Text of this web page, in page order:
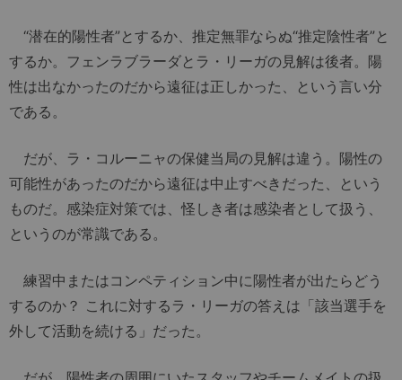
“潜在的陽性者”とするか、推定無罪ならぬ“推定陰性者”と
するか。フェンラブラーダとラ・リーガの見解は後者。陽
性は出なかったのだから遠征は正しかった、という言い分
である。
だが、ラ・コルーニャの保健当局の見解は違う。陽性の
可能性があったのだから遠征は中止すべきだった、という
ものだ。感染症対策では、怪しき者は感染者として扱う、
というのが常識である。
練習中またはコンペティション中に陽性者が出たらどう
するのか？ これに対するラ・リーガの答えは「該当選手を
外して活動を続ける」だった。